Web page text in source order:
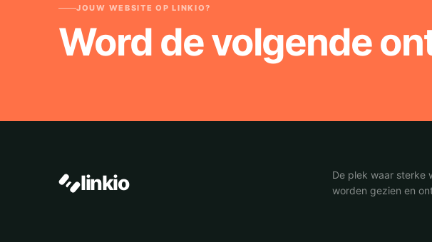
JOUW WEBSITE OP LINKIO?
Word de volgende
linkio
De plek waar sterke
worden gezien en